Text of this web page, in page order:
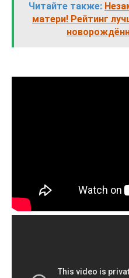
Читайте также:
матери! Рейтинг